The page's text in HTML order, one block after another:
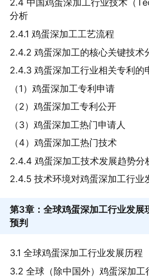
2.4 中国鸡蛋深加工行业技术（
分析
2.4.1 鸡蛋深加工工艺流程
2.4.2 鸡蛋深加工的核心关键技术
2.4.3 鸡蛋深加工行业相关专利的
（1）鸡蛋深加工专利申请
（2）鸡蛋深加工专利公开
（3）鸡蛋深加工热门申请人
（4）鸡蛋深加工热门技术
2.4.4 鸡蛋深加工技术发展趋势分
2.4.5 技术环境对鸡蛋深加工行业
第3章 ：全球鸡蛋深加工行业发
预判
3.1 全球鸡蛋深加工行业发展历程
3.2 全球（除中国外）鸡蛋深加工